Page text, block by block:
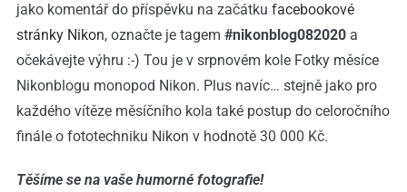
jako komentář do příspěvku na začátku facebookové
stránky Nikon, označte je tagem #nikonblog082020 a
očekávejte výhru :-) Tou je v srpnovém kole Fotky měsíce
Nikonblogu monopod Nikon. Plus navíc… stejně jako pro
každého vítěze měsíčního kola také postup do celoročního
finále o fototechniku Nikon v hodnotě 30 000 Kč.
Těšíme se na vaše humorné fotografie!